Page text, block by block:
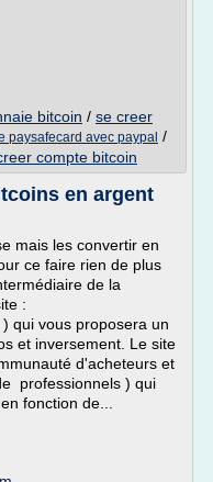
bitcoin / se creer
paysafecard avec paypal /
compte bitcoin
en argent
mais les convertir en
ce faire rien de plus
de la
:
qui vous proposera un
et inversement. Le site
d'acheteurs et
professionnels ) qui
fonction de...